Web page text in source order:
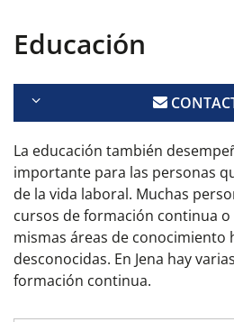
Educación
La educación también
importante para las personas
de la vida laboral. Muchas
cursos de formación continua
mismas áreas de conocimiento
desconocidas. En Jena hay
formación continua.